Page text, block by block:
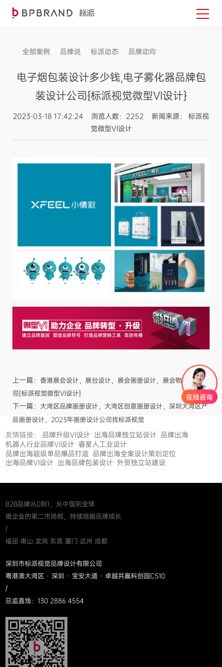
全部案例 品牌说 标派动态 品牌动向
电子烟包装设计多少钱,电子雾化器品牌包
装设计公司{标派视觉微型VI设计}
2023-03-18 17:42:24 浏览人数：2252 新闻来源： 标派视
觉微型VI设计
上一篇： 香港展会设计，展台设计，展会画册设计，展会物料设计公
司{标派视觉微型VI设计}
下一篇： 大湾区品牌画册设计，大湾区创意画册设计，深圳大湾区产
品画册设计，2023年画册设计公司找标派视觉
友情链接： 品牌升级VI设计 出海品牌独立站设计 品牌出海
机器人行业品牌VI设计 睿星人工业设计
品牌出海超级单品爆品打造 品牌出海全案设计策划定位
出海品牌VI设计 出海品牌包装设计 外贸独立站建设
B2B品牌从0到1，从中国到全球
做企业的第二市场部，持续陪跑品牌成长
/
福田 南山 龙岗 东莞 厦门 达州 成都
深圳市标派视觉品牌设计有限公司
粤港澳大湾区 · 深圳 · 宝安大道 · 卓越共赢科创园C510
/
总监直线：130 2886 4554